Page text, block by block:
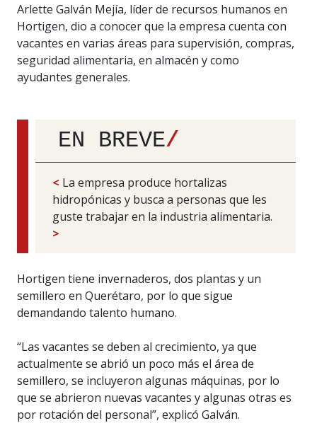
Arlette Galván Mejía, líder de recursos humanos en
Hortigen, dio a conocer que la empresa cuenta con
vacantes en varias áreas para supervisión, compras,
seguridad alimentaria, en almacén y como
ayudantes generales.
EN BREVE/
< La empresa produce hortalizas
hidropónicas y busca a personas que les
guste trabajar en la industria alimentaria.
>
Hortigen tiene invernaderos, dos plantas y un
semillero en Querétaro, por lo que sigue
demandando talento humano.
“Las vacantes se deben al crecimiento, ya que
actualmente se abrió un poco más el área de
semillero, se incluyeron algunas máquinas, por lo
que se abrieron nuevas vacantes y algunas otras es
por rotación del personal”, explicó Galván.